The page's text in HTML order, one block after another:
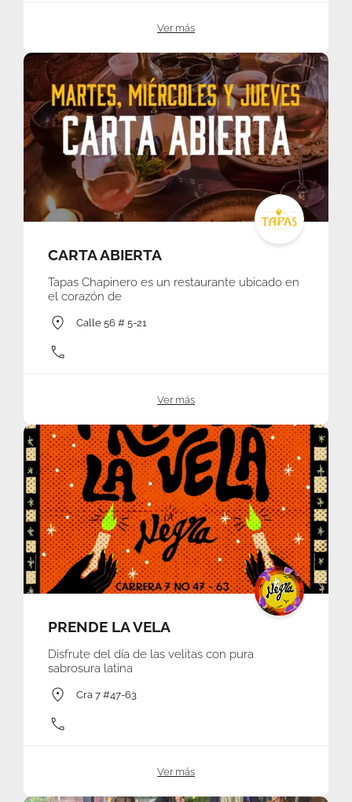
Ver más
CARTA ABIERTA
Tapas Chapinero es un restaurante ubicado en
el corazón de
Calle 56 # 5-21
Ver más
PRENDE LA VELA
Disfrute del día de las velitas con pura
sabrosura latina
Cra 7 #47-63
Ver más